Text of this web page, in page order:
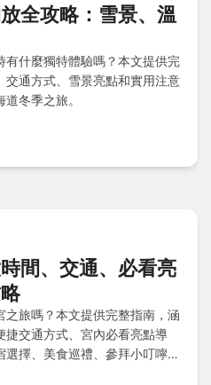
全攻略：雪景、溫
有什麼獨特體驗嗎？本文提供完
交通方式、雪景亮點和實用注意
冬季之旅。
間、交通、必看亮
旅嗎？本文提供完整指南，涵
捷交通方式、宮內必看亮點導
擇、美食巡禮、參拜小叮嚀以